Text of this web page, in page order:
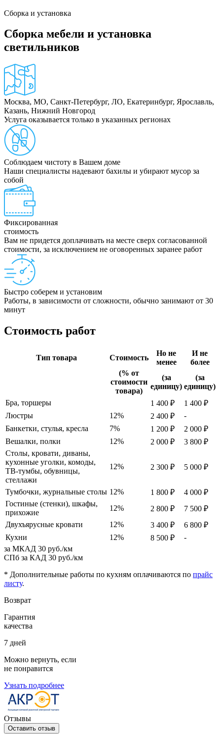
Сборка и установка
Сборка мебели и установка
светильников
Москва, МО, Санкт-Петербург, ЛО, Екатеринбург, Ярославль,
Казань, Нижний Новгород
Услуга оказывается только в указанных регионах
Соблюдаем чистоту в Вашем доме
Наши специалисты надевают бахилы и убирают мусор за
собой
Фиксированная
стоимость
Вам не придется доплачивать на месте сверх согласованной
стоимости, за исключением не оговоренных заранее работ
Быстро соберем и установим
Работы, в зависимости от сложности, обычно занимают от 30
минут
Стоимость работ
Тип товара Стоимость
Но не
менее
И не
более
(% от
стоимости
товара)
(за
единицу)
(за
единицу)
Бра, торшеры
1 400 ₽
1 400 ₽
Люстры
12% 2 400 ₽
-
Банкетки, стулья, кресла
7% 1 200 ₽
2 000 ₽
Вешалки, полки
12% 2 000 ₽
3 800 ₽
Столы, кровати, диваны,
кухонные уголки, комоды,
ТВ-тумбы, обувницы,
стеллажи
12% 2 300 ₽ 5 000 ₽
Тумбочки, журнальные столы 12% 1 800 ₽
4 000 ₽
Гостиные (стенки), шкафы,
прихожие
12% 2 800 ₽
7 500 ₽
Двухъярусные кровати
12% 3 400 ₽
6 800 ₽
Кухни
12% 8 500 ₽
-
за МКАД 30 руб./км
СПб за КАД 30 руб./км
* Дополнительные работы по кухням оплачиваются по прайс
листу.
Возврат
Гарантия
качества
7 дней
Можно вернуть, если
не понравится
Узнать подробнее
Отзывы
Оставить отзыв